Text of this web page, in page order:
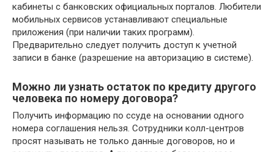
кабинеты с банковских официальных порталов. Любители
мобильных сервисов устанавливают специальные
приложения (при наличии таких программ).
Предварительно следует получить доступ к учетной
записи в банке (разрешение на авторизацию в системе).
Можно ли узнать остаток по кредиту другого
человека по номеру договора?
Получить информацию по ссуде на основании одного
номера соглашения нельзя. Сотрудники колл-центров
просят называть не только данные договоров, но и